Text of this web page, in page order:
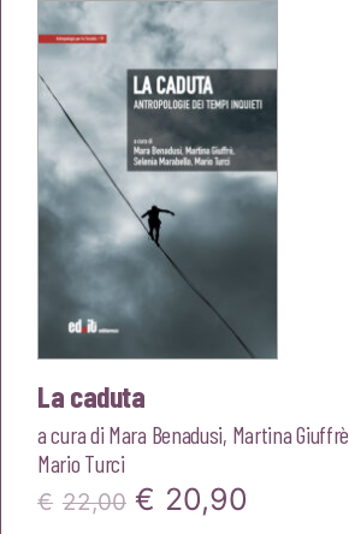
era:
€20,00.
è:
€19,00.
La caduta
a cura di Mara Benadusi, Martina Giuffrè
Mario Turci
€ 22,00 Il
€ 20,90